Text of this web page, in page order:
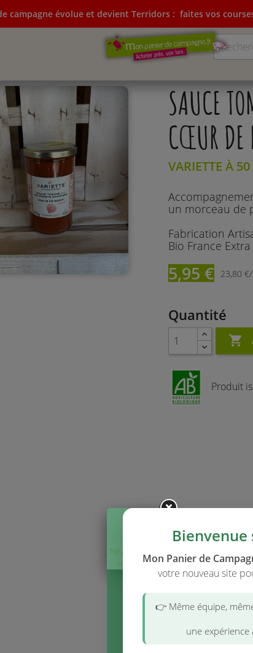
campagne évolue et devient Terridors : faites vos
évolue et devient Terridors:faites vos
SAUCE
CŒUR
VARIETTE À
un morceau de
Fabrication
Bio France
5,95 € 23,80 €/
Quantité

Produit
Bienvenue
Mon Panier de
votre nouveau site
👉 Même équipe,
une
Ne plus afficher
ce message